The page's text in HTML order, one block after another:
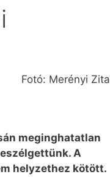
Fotó: Merényi Zita
meginghatatlan
A
helyzethez kötött.